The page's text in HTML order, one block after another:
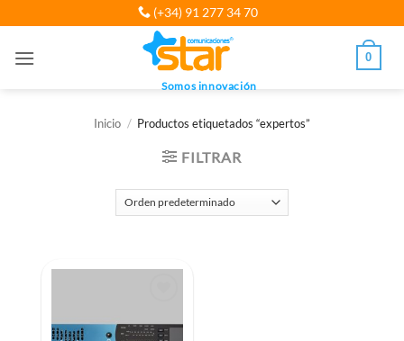
al
(+34) 91 277 34 70
Somos innovación
0
Inicio / Productos etiquetados “expertos”
FILTRAR